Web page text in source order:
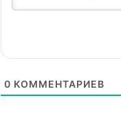
0 КОММЕНТАРИЕВ